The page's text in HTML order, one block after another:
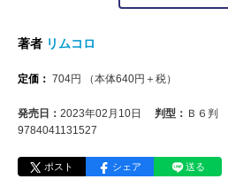
著者 リムコロ
定価： 704円 （本体640円＋税）
発売日： 2023年02月10日 判型： Ｂ６判
9784041131527
ポスト シェア 送る